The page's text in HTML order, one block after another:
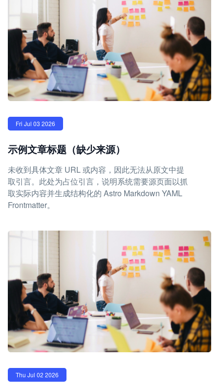
Fri Jul 03 2026
示例文章标题（缺少来源）
未收到具体文章 URL 或内容，因此无法从原文中提
取引言。此处为占位引言，说明系统需要源页面以抓
取实际内容并生成结构化的 Astro Markdown YAML
Frontmatter。
Thu Jul 02 2026